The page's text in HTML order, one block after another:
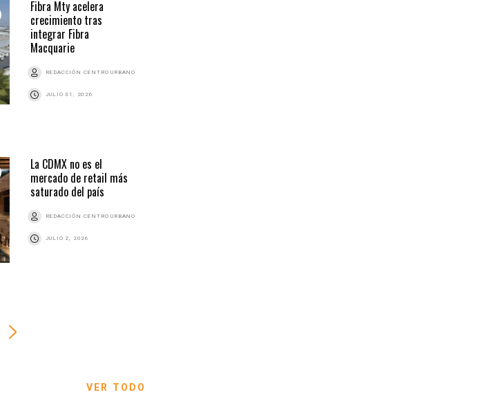
Fibra Mty acelera
crecimiento tras
integrar Fibra
Macquarie
REDACCIÓN CENTRO URBANO
JULIO 31, 2026
La CDMX no es el
mercado de retail más
saturado del país
REDACCIÓN CENTRO URBANO
JULIO 2, 2026
VER TODO